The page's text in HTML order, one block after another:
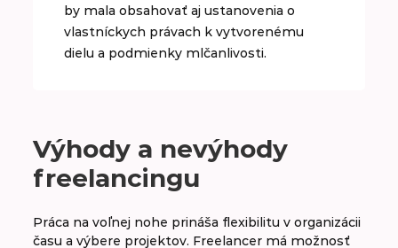
by mala obsahovať aj ustanovenia o
vlastníckych právach k vytvorenému
dielu a podmienky mlčanlivosti.
Výhody a nevýhody
freelancingu
Práca na voľnej nohe prináša flexibilitu v organizácii
času a výbere projektov. Freelancer má možnosť